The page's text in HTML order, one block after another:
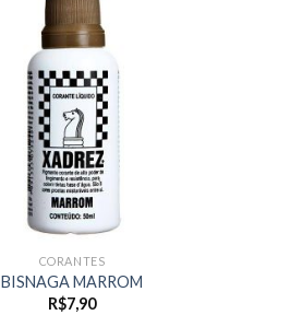
CORANTES
BISNAGA MARROM
R$7,90